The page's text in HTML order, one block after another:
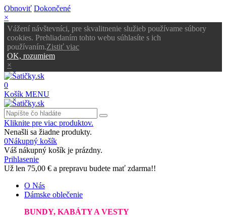
Obnoviť Dokončené
×
Vážení návštevníci, pre skvalitnenie služieb používame súbory
cookies. Prehliadaním tohto webu súhlasíte s ich
používaním.Zistiť viac
OK, rozumiem
×
0
Košík MENU
Kliknite pre viac produktov.
Nenašli sa žiadne produkty.
0Nákupný košík
Váš nákupný košík je prázdny.
Prihlasenie
Už len 75,00 € a prepravu budete mať zdarma!!
O Nás
Dámske oblečenie
BUNDY, KABÁTY A VESTY